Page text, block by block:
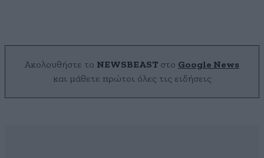
Ακολουθήστε το NEWSBEAST στο Google News
και μάθετε πρώτοι όλες τις ειδήσεις